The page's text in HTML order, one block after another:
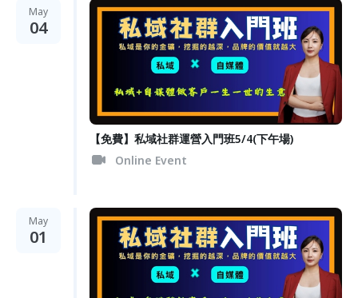
May
04
【免費】私域社群運營入門班5/4(下午場)
Online Event
May
01